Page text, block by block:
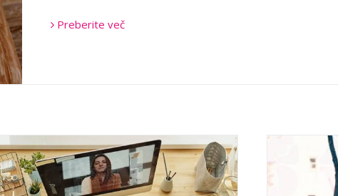
Preberite več